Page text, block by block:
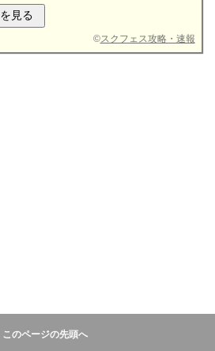
©スクフェス攻略・速報
このページの先頭へ